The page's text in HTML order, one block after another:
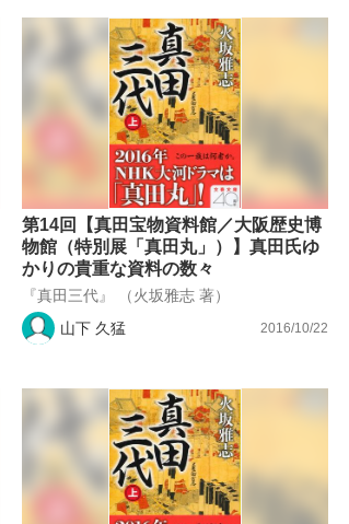
第14回【真田宝物資料館／大阪歴史博
物館（特別展「真田丸」）】真田氏ゆ
かりの貴重な資料の数々
『真田三代』 （火坂雅志 著）
山下 久猛
2016/10/22